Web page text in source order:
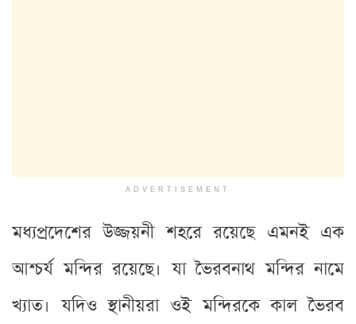
ADVERTISEMENT
মধ্যপ্রদেশের উজ্জয়নী শহরে রয়েছে এমনই এক
আশ্চর্য মন্দির রয়েছে। যা ভৈরবনাথ মন্দির নামে
খ্যাত। যদিও স্থানীয়রা ওই মন্দিরকে কাল ভৈরব